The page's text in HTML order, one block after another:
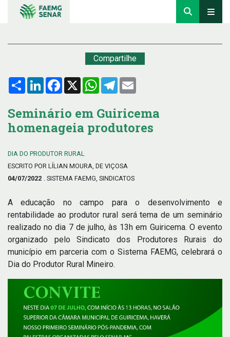
Compartilhe
Compartilhar
LinkedInFacebook
X WhatsApp
Telegram
Seminário em Guiricema
homenageia produtores
DIA DO PRODUTOR RURAL
ESCRITO POR LÍLIAN MOURA, DE VIÇOSA
04/07/2022 . SISTEMA FAEMG, SINDICATOS
A educação no campo para o desenvolvimento e
rentabilidade ao produtor rural será tema de um seminário
realizado no dia 7 de julho, às 13h em Guiricema. O evento
organizado pelo Sindicato dos Produtores Rurais do
município em parceria com o Sistema FAEMG, celebrará o
Dia do Produtor Rural Mineiro.